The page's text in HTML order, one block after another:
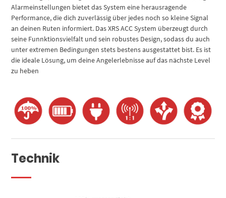
Alarmeinstellungen bietet das System eine herausragende
Performance, die dich zuverlässig über jedes noch so kleine Signal
an deinen Ruten informiert. Das XRS ACC System überzeugt durch
seine Funnktionsvielfalt und sein robustes Design, sodass du auch
unter extremen Bedingungen stets bestens ausgestattet bist. Es ist
die ideale Lösung, um deine Angelerlebnisse auf das nächste Level
zu heben
Technik